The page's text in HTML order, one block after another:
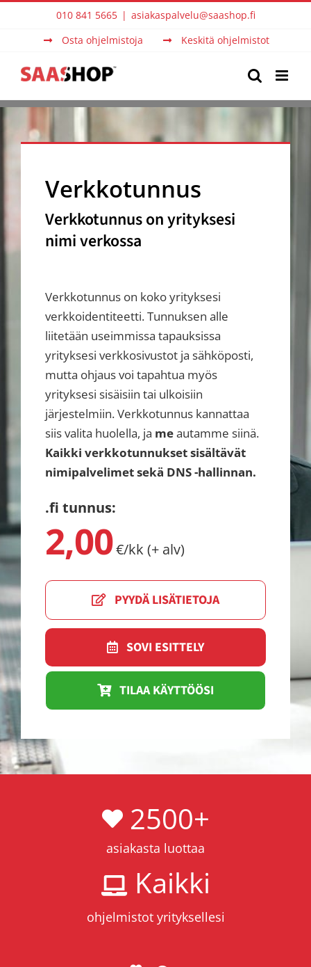
010 841 5665 | asiakaspalvelu@saashop.fi
Osta ohjelmistoja
Keskitä ohjelmistot
Verkkotunnus
Verkkotunnus on yrityksesi
nimi verkossa
Verkkotunnus on koko yrityksesi
verkkoidentiteetti. Tunnuksen alle
liitetään useimmissa tapauksissa
yrityksesi verkkosivustot ja sähköposti,
mutta ohjaus voi tapahtua myös
yrityksesi sisäisiin tai ulkoisiin
järjestelmiin. Verkkotunnus kannattaa
siis valita huolella, ja meautamme siinä.
Kaikki verkkotunnukset sisältävät
nimipalvelimet sekä DNS -hallinnan.
.fi tunnus:
2,00€/kk (+ alv)
PYYDÄ LISÄTIETOJA
SOVI ESITTELY
TILAA KÄYTTÖÖSI
2500+
asiakasta luottaa
Kaikki
ohjelmistot yrityksellesi